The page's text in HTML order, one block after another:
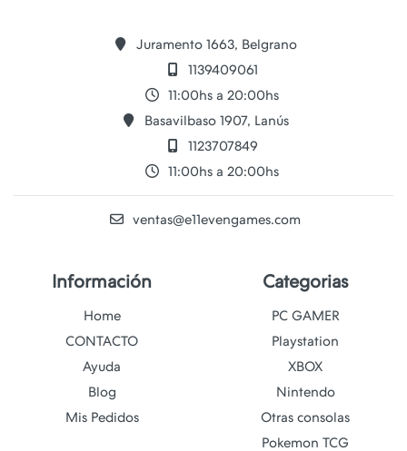
Juramento 1663, Belgrano
1139409061
11:00hs a 20:00hs
Basavilbaso 1907, Lanús
1123707849
11:00hs a 20:00hs
ventas@e11evengames.com
Información
Home
CONTACTO
Ayuda
Blog
Mis Pedidos
Categorias
PC GAMER
Playstation
XBOX
Nintendo
Otras consolas
Pokemon TCG